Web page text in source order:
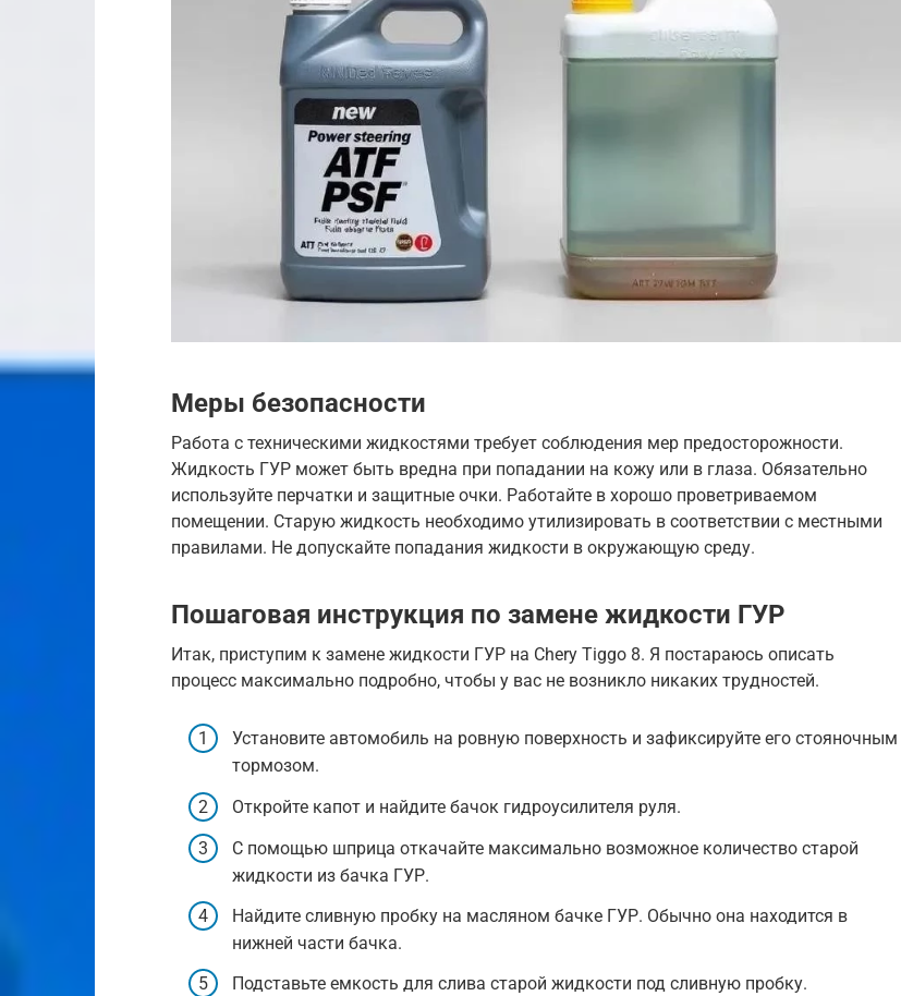
Меры безопасности
Работа с техническими жидкостями требует соблюдения мер предосторожности.
Жидкость ГУР может быть вредна при попадании на кожу или в глаза. Обязательно
используйте перчатки и защитные очки. Работайте в хорошо проветриваемом
помещении. Старую жидкость необходимо утилизировать в соответствии с местными
правилами. Не допускайте попадания жидкости в окружающую среду.
Пошаговая инструкция по замене жидкости ГУР
Итак, приступим к замене жидкости ГУР на Chery Tiggo 8. Я постараюсь описать
процесс максимально подробно, чтобы у вас не возникло никаких трудностей.
Установите автомобиль на ровную поверхность и зафиксируйте его стояночным
тормозом.
Откройте капот и найдите бачок гидроусилителя руля.
С помощью шприца откачайте максимально возможное количество старой
жидкости из бачка ГУР.
Найдите сливную пробку на масляном бачке ГУР. Обычно она находится в
нижней части бачка.
Подставьте емкость для слива старой жидкости под сливную пробку.